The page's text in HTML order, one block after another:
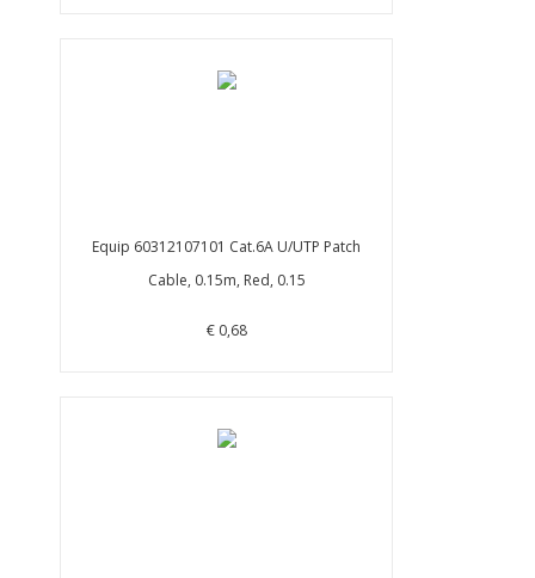
Equip 60312107101 Cat.6A U/UTP Patch
Cable, 0.15m, Red, 0.15
€ 0,68